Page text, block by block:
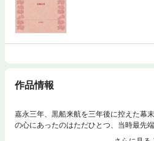
作品情報
嘉永三年、黒船来航を三年後に控えた
の心にあったのはただひとつ、当時最先
だった！ 大胆な戦略と心を揺さぶる「